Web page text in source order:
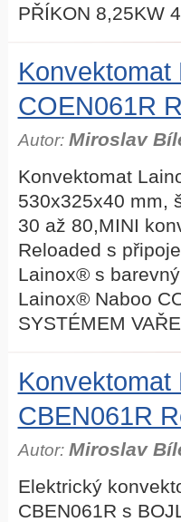
PŘÍKON 8,25KW
COEN061R
Autor: Miroslav
Konvektomat
530x325x40 mm,
30 až 80,MINI
Reloaded s
Lainox® s
Lainox® Naboo
SYSTÉMEM
CBEN061R
Autor: Miroslav
Elektrický
CBEN061R s